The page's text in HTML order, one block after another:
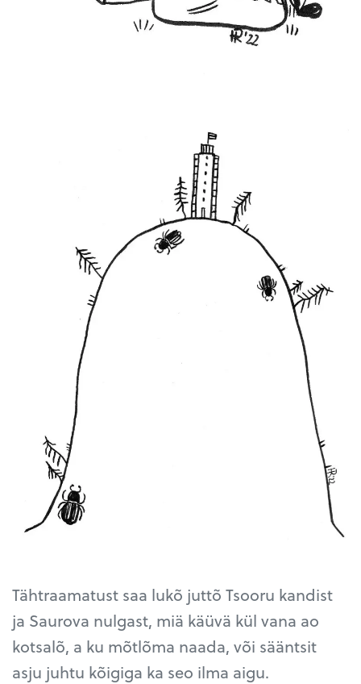
Tähtraamatust saa lukõ juttõ Tsooru kandist
ja Saurova nulgast, miä käüvä kül vana ao
kotsalõ, a ku mõtlõma naada, või sääntsit
asju juhtu kõigiga ka seo ilma aigu.